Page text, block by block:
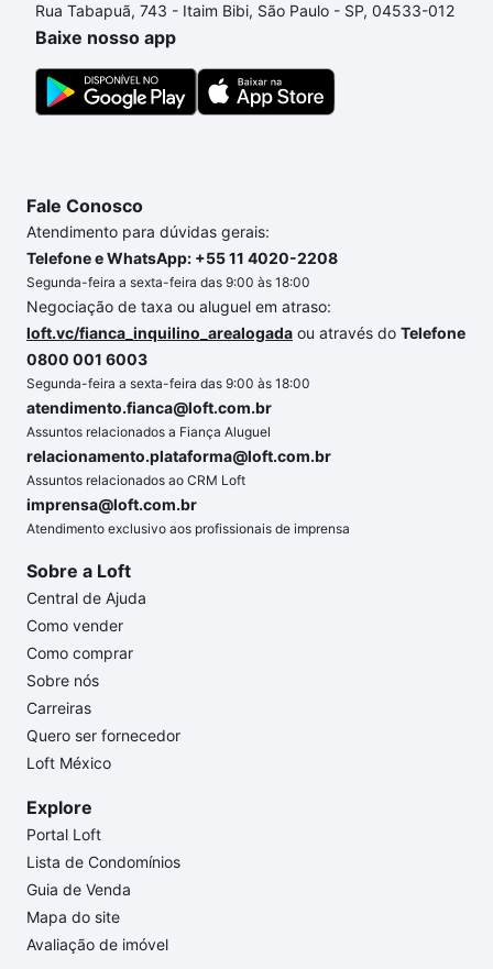
Rua Tabapuã, 743 - Itaim Bibi, São Paulo - SP, 04533-012
Baixe nosso app
Fale Conosco
Atendimento para dúvidas gerais:
Telefone e WhatsApp: +55 11 4020-2208
Segunda-feira a sexta-feira das 9:00 às 18:00
Negociação de taxa ou aluguel em atraso:
loft.vc/fianca_inquilino_arealogada ou através do Telefone
0800 001 6003
Segunda-feira a sexta-feira das 9:00 às 18:00
atendimento.fianca@loft.com.br
Assuntos relacionados a Fiança Aluguel
relacionamento.plataforma@loft.com.br
Assuntos relacionados ao CRM Loft
imprensa@loft.com.br
Atendimento exclusivo aos profissionais de imprensa
Sobre a Loft
Central de Ajuda
Como vender
Como comprar
Sobre nós
Carreiras
Quero ser fornecedor
Loft México
Explore
Portal Loft
Lista de Condomínios
Guia de Venda
Mapa do site
Avaliação de imóvel